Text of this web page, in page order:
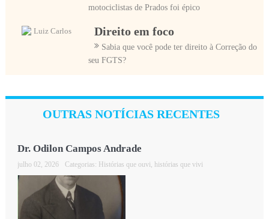
motociclistas de Prados foi épico
Luiz Carlos Direito em foco
Sabia que você pode ter direito à Correção do
seu FGTS?
OUTRAS NOTÍCIAS RECENTES
Dr. Odilon Campos Andrade
julho 02, 2026 Categorias: Histórias que ouvi, histórias que vivi